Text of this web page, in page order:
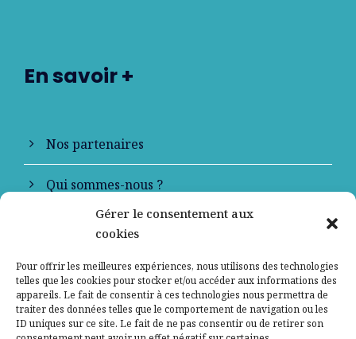
Gérer le consentement aux
cookies
Pour offrir les meilleures expériences, nous utilisons des technologies
telles que les cookies pour stocker et/ou accéder aux informations des
appareils. Le fait de consentir à ces technologies nous permettra de
traiter des données telles que le comportement de navigation ou les
ID uniques sur ce site. Le fait de ne pas consentir ou de retirer son
En savoir +
Nos partenaires
Qui sommes-nous ?
Contactez-nous
Mentions légales
Politique de confidentialité